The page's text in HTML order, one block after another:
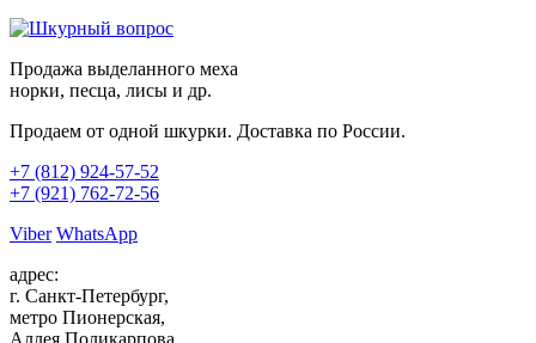
Продажа выделанного меха
норки, песца, лисы и др.
Продаем от одной шкурки. Доставка по России.
+7 (812) 924-57-52
+7 (921) 762-72-56
Viber WhatsApp
адрес:
г. Санкт-Петербург,
метро Пионерская,